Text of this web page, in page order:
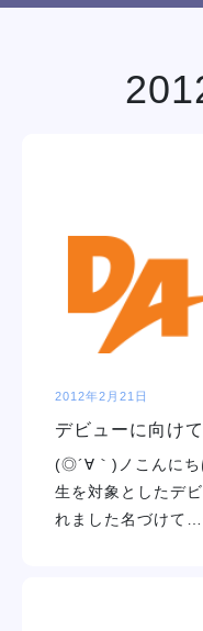
2012年2月21日
デビューに向けて
(◎´∀｀)ノこんにち
生を対象としたデ
れました名づけて
学校紹介
学科・専攻
就職・デビュー
入学案内